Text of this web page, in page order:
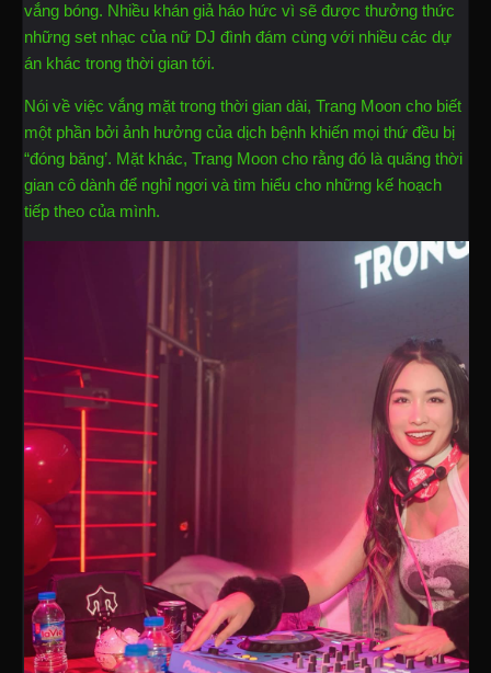
vắng bóng. Nhiều khán giả háo hức vì sẽ được thưởng thức
những set nhạc của nữ DJ đình đám cùng với nhiều các dự
án khác trong thời gian tới.
Nói về việc vắng mặt trong thời gian dài, Trang Moon cho biết
một phần bởi ảnh hưởng của dịch bệnh khiến mọi thứ đều bị
“đóng băng’. Mặt khác, Trang Moon cho rằng đó là quãng thời
gian cô dành để nghỉ ngơi và tìm hiểu cho những kế hoạch
tiếp theo của mình.